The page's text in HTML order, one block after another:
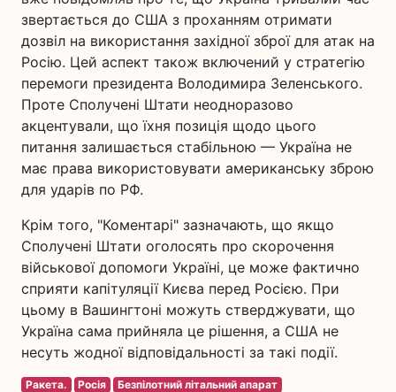
звертається до США з проханням отримати
дозвіл на використання західної зброї для атак на
Росію. Цей аспект також включений у стратегію
перемоги президента Володимира Зеленського.
Проте Сполучені Штати неодноразово
акцентували, що їхня позиція щодо цього
питання залишається стабільною — Україна не
має права використовувати американську зброю
для ударів по РФ.
Крім того, "Коментарі" зазначають, що якщо
Сполучені Штати оголосять про скорочення
військової допомоги Україні, це може фактично
сприяти капітуляції Києва перед Росією. При
цьому в Вашингтоні можуть стверджувати, що
Україна сама прийняла це рішення, а США не
несуть жодної відповідальності за такі події.
Ракета. Росія
Безпілотний літальний апарат